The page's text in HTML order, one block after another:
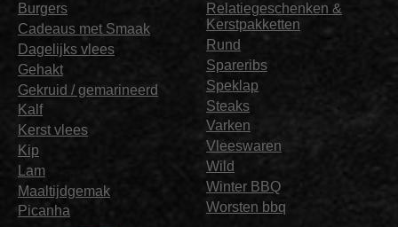
Burgers
Cadeaus met Smaak
Dagelijks vlees
Gehakt
Gekruid / gemarineerd
Kalf
Kerst vlees
Kip
Lam
Maaltijdgemak
Picanha
Relatiegeschenken &
Kerstpakketten
Rund
Spareribs
Speklap
Steaks
Varken
Vleeswaren
Wild
Winter BBQ
Worsten bbq